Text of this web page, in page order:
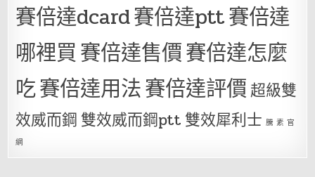
賽倍達dcard賽倍達ptt賽倍達
哪裡買賽倍達售價賽倍達怎麼
吃賽倍達用法賽倍達評價超級雙
效威而鋼 雙效威而鋼ptt 雙效犀利士 騰 素 官
網